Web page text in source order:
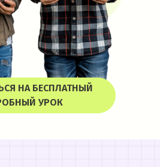
НА БЕСПЛАТНЫЙ
УРОК